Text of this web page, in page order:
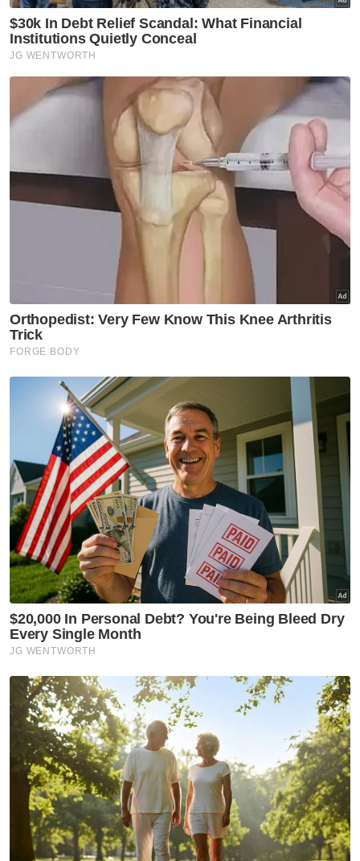
pendakwaan ditangguh 27
Ogos
Wanita maut dilanggar lori
muatan gas